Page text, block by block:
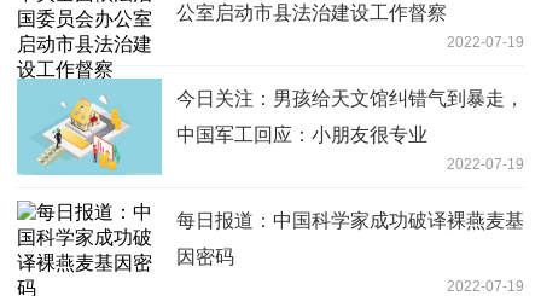
公室启动市县法治建设工作督察
2022-07-19
今日关注：男孩给天文馆纠错气到暴走，
中国军工回应：小朋友很专业
2022-07-19
每日报道：中国科学家成功破译裸燕麦基
因密码
2022-07-19